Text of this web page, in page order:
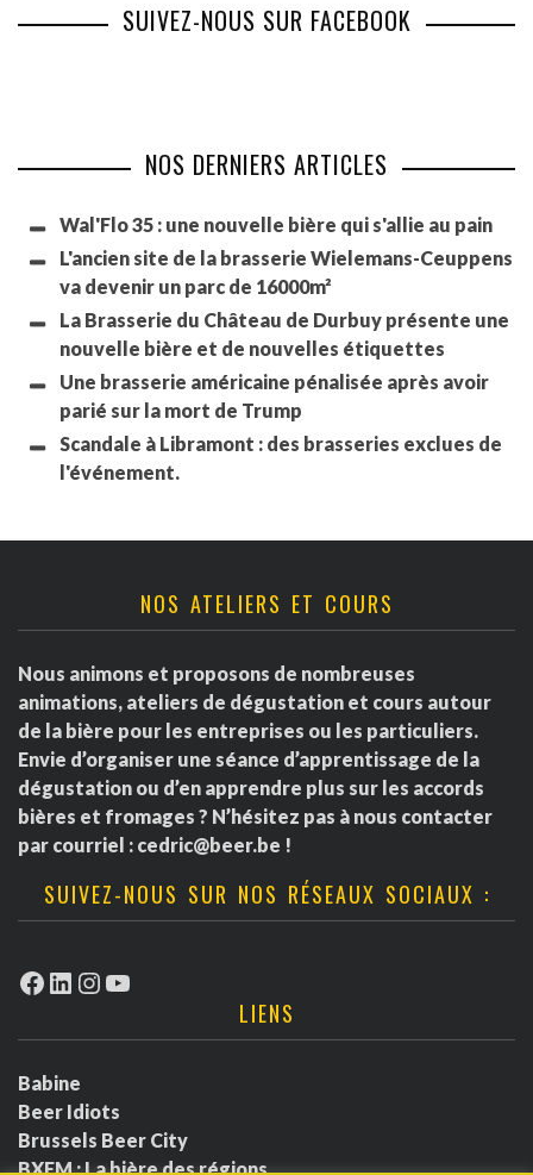
SUIVEZ-NOUS SUR FACEBOOK
NOS DERNIERS ARTICLES
Wal'Flo 35 : une nouvelle bière qui s'allie au pain
L'ancien site de la brasserie Wielemans-Ceuppens
va devenir un parc de 16000m²
La Brasserie du Château de Durbuy présente une
nouvelle bière et de nouvelles étiquettes
Une brasserie américaine pénalisée après avoir
parié sur la mort de Trump
Scandale à Libramont : des brasseries exclues de
l'événement.
NOS ATELIERS ET COURS
Nous animons et proposons de nombreuses
animations, ateliers de dégustation et cours autour
de la bière pour les entreprises ou les particuliers.
Envie d’organiser une séance d’apprentissage de la
dégustation ou d’en apprendre plus sur les accords
bières et fromages ? N’hésitez pas à nous contacter
par courriel : cedric@beer.be !
SUIVEZ-NOUS SUR NOS RÉSEAUX SOCIAUX :
Facebook
LinkedIn
Instagram
YouTube
LIENS
Babine
Beer Idiots
Brussels Beer City
BXFM : La bière des régions